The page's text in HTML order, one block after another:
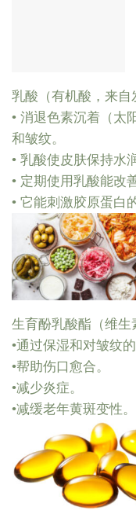
乳酸（有机酸，来自
• 消退色素沉着（太
和皱纹。
• 乳酸使皮肤保持水
• 定期使用乳酸能改
• 它能刺激胶原蛋白
生育酚乳酸酯（维生
•通过保湿和对皱纹
•帮助伤口愈合。
•减少炎症。
•减缓老年黄斑变性。